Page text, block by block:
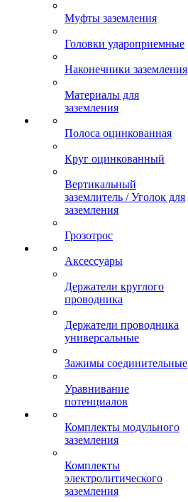
Муфты заземления
Головки удароприемные
Наконечники заземления
Материалы для
заземления
Полоса оцинкованная
Круг оцинкованный
Вертикальный
заземлитель / Уголок для
заземления
Грозотрос
Аксессуары
Держатели круглого
проводника
Держатели проводника
универсальные
Зажимы соединительные
Уравнивание
потенциалов
Комплекты модульного
заземления
Комплекты
электролитического
заземления